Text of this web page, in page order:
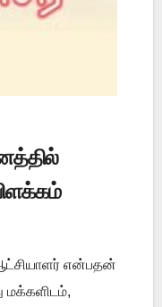
என்பதன்
மக்களிடம்,